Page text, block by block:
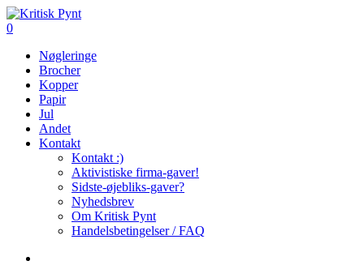
Skip
to
content
search
0
Nøgleringe
Brocher
Kopper
Papir
Jul
Andet
Kontakt
Kontakt :)
Aktivistiske firma-gaver!
Sidste-øjebliks-gaver?
Nyhedsbrev
Om Kritisk Pynt
Handelsbetingelser / FAQ